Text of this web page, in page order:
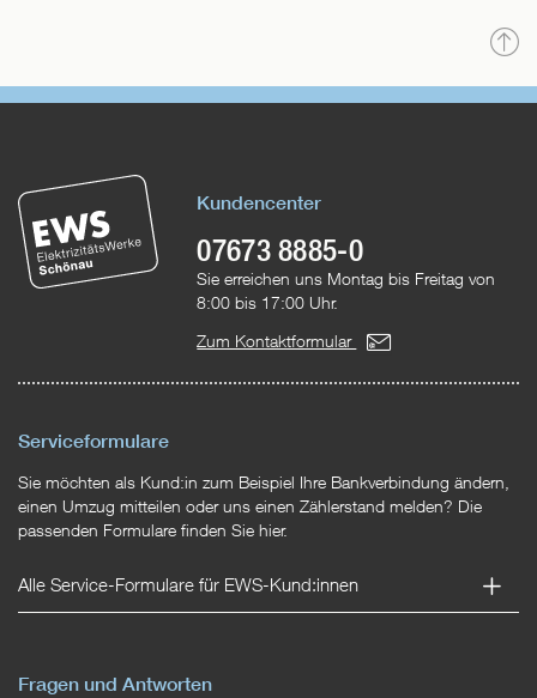
Kundencenter
07673 8885-0
Sie erreichen uns Montag bis Freitag von
8:00 bis 17:00 Uhr.
Zum Kontaktformular
Serviceformulare
Sie möchten als Kund:in zum Beispiel Ihre Bankverbindung ändern,
einen Umzug mitteilen oder uns einen Zählerstand melden? Die
passenden Formulare finden Sie hier.
Alle Service-Formulare für EWS-Kund:innen
Fragen und Antworten